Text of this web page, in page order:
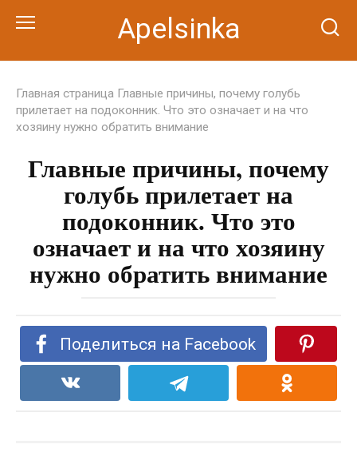
Apelsinka
Главная страница Главные причины, почему голубь
прилетает на подоконник. Что это означает и на что
хозяину нужно обратить внимание
Главные причины, почему
голубь прилетает на
подоконник. Что это
означает и на что хозяину
нужно обратить внимание
Поделиться на Facebook